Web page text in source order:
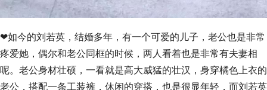
❤如今的刘若英，结婚多年，有一个可爱的儿子，老公也是非常
疼爱她，偶尔和老公同框的时候，两人看着也是非常有夫妻相
呢。老公身材壮硕，一看就是高大威猛的壮汉，身穿橘色上衣的
老公，搭配一条工装裤，休闲的穿搭，也是很显年轻，而刘若英